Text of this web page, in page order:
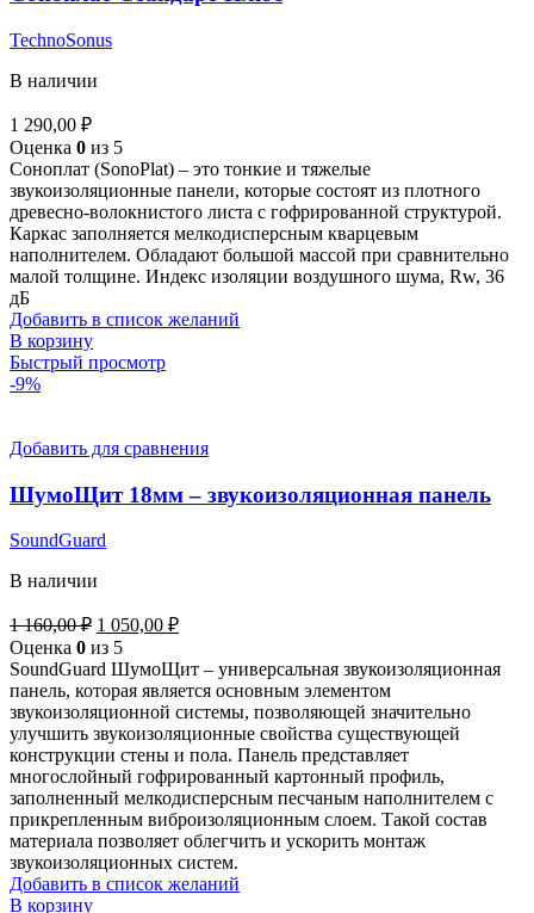
TechnoSonus
В наличии
1 290,00 ₽
Оценка 0 из 5
Соноплат (SonoPlat) – это тонкие и тяжелые
звукоизоляционные панели, которые состоят из плотного
древесно-волокнистого листа с гофрированной структурой.
Каркас заполняется мелкодисперсным кварцевым
наполнителем. Обладают большой массой при сравнительно
малой толщине. Индекс изоляции воздушного шума, Rw, 36
дБ
Добавить в список желаний
В корзину
Быстрый просмотр
-9%
Добавить для сравнения
ШумоЩит 18мм – звукоизоляционная панель
SoundGuard
В наличии
1 160,00₽ Первоначальная
цена
составляла
1
160,00 ₽.
1 050,00 ₽Текущая
1
050,00 ₽.
Оценка 0 из 5
SoundGuard ШумоЩит – универсальная звукоизоляционная
панель, которая является основным элементом
звукоизоляционной системы, позволяющей значительно
улучшить звукоизоляционные свойства существующей
конструкции стены и пола. Панель представляет
многослойный гофрированный картонный профиль,
заполненный мелкодисперсным песчаным наполнителем с
прикрепленным виброизоляционным слоем. Такой состав
материала позволяет облегчить и ускорить монтаж
звукоизоляционных систем.
Добавить в список желаний
В корзину